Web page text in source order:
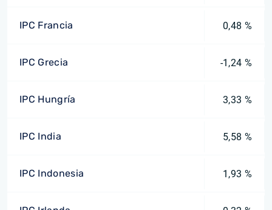
IPC Francia 0,48 %
IPC Grecia -1,24 %
IPC Hungría 3,33 %
IPC India 5,58 %
IPC Indonesia 1,93 %